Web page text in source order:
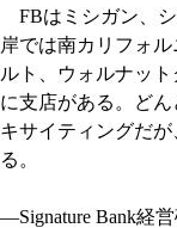
FBはミシガン、
岸では南カリフォ
ルト、ウォルナッ
に支店がある。ど
キサイティングだ
る。
―Signature Bank経